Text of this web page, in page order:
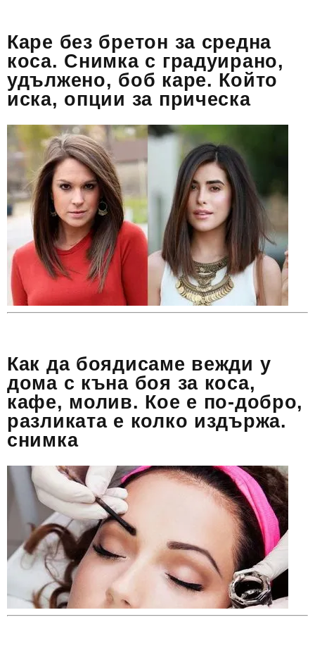
Каре без бретон за средна
коса. Снимка с градуирано,
удължено, боб каре. Който
иска, опции за прическа
Как да боядисаме вежди у
дома с къна боя за коса,
кафе, молив. Кое е по-добро,
разликата е колко издържа.
снимка